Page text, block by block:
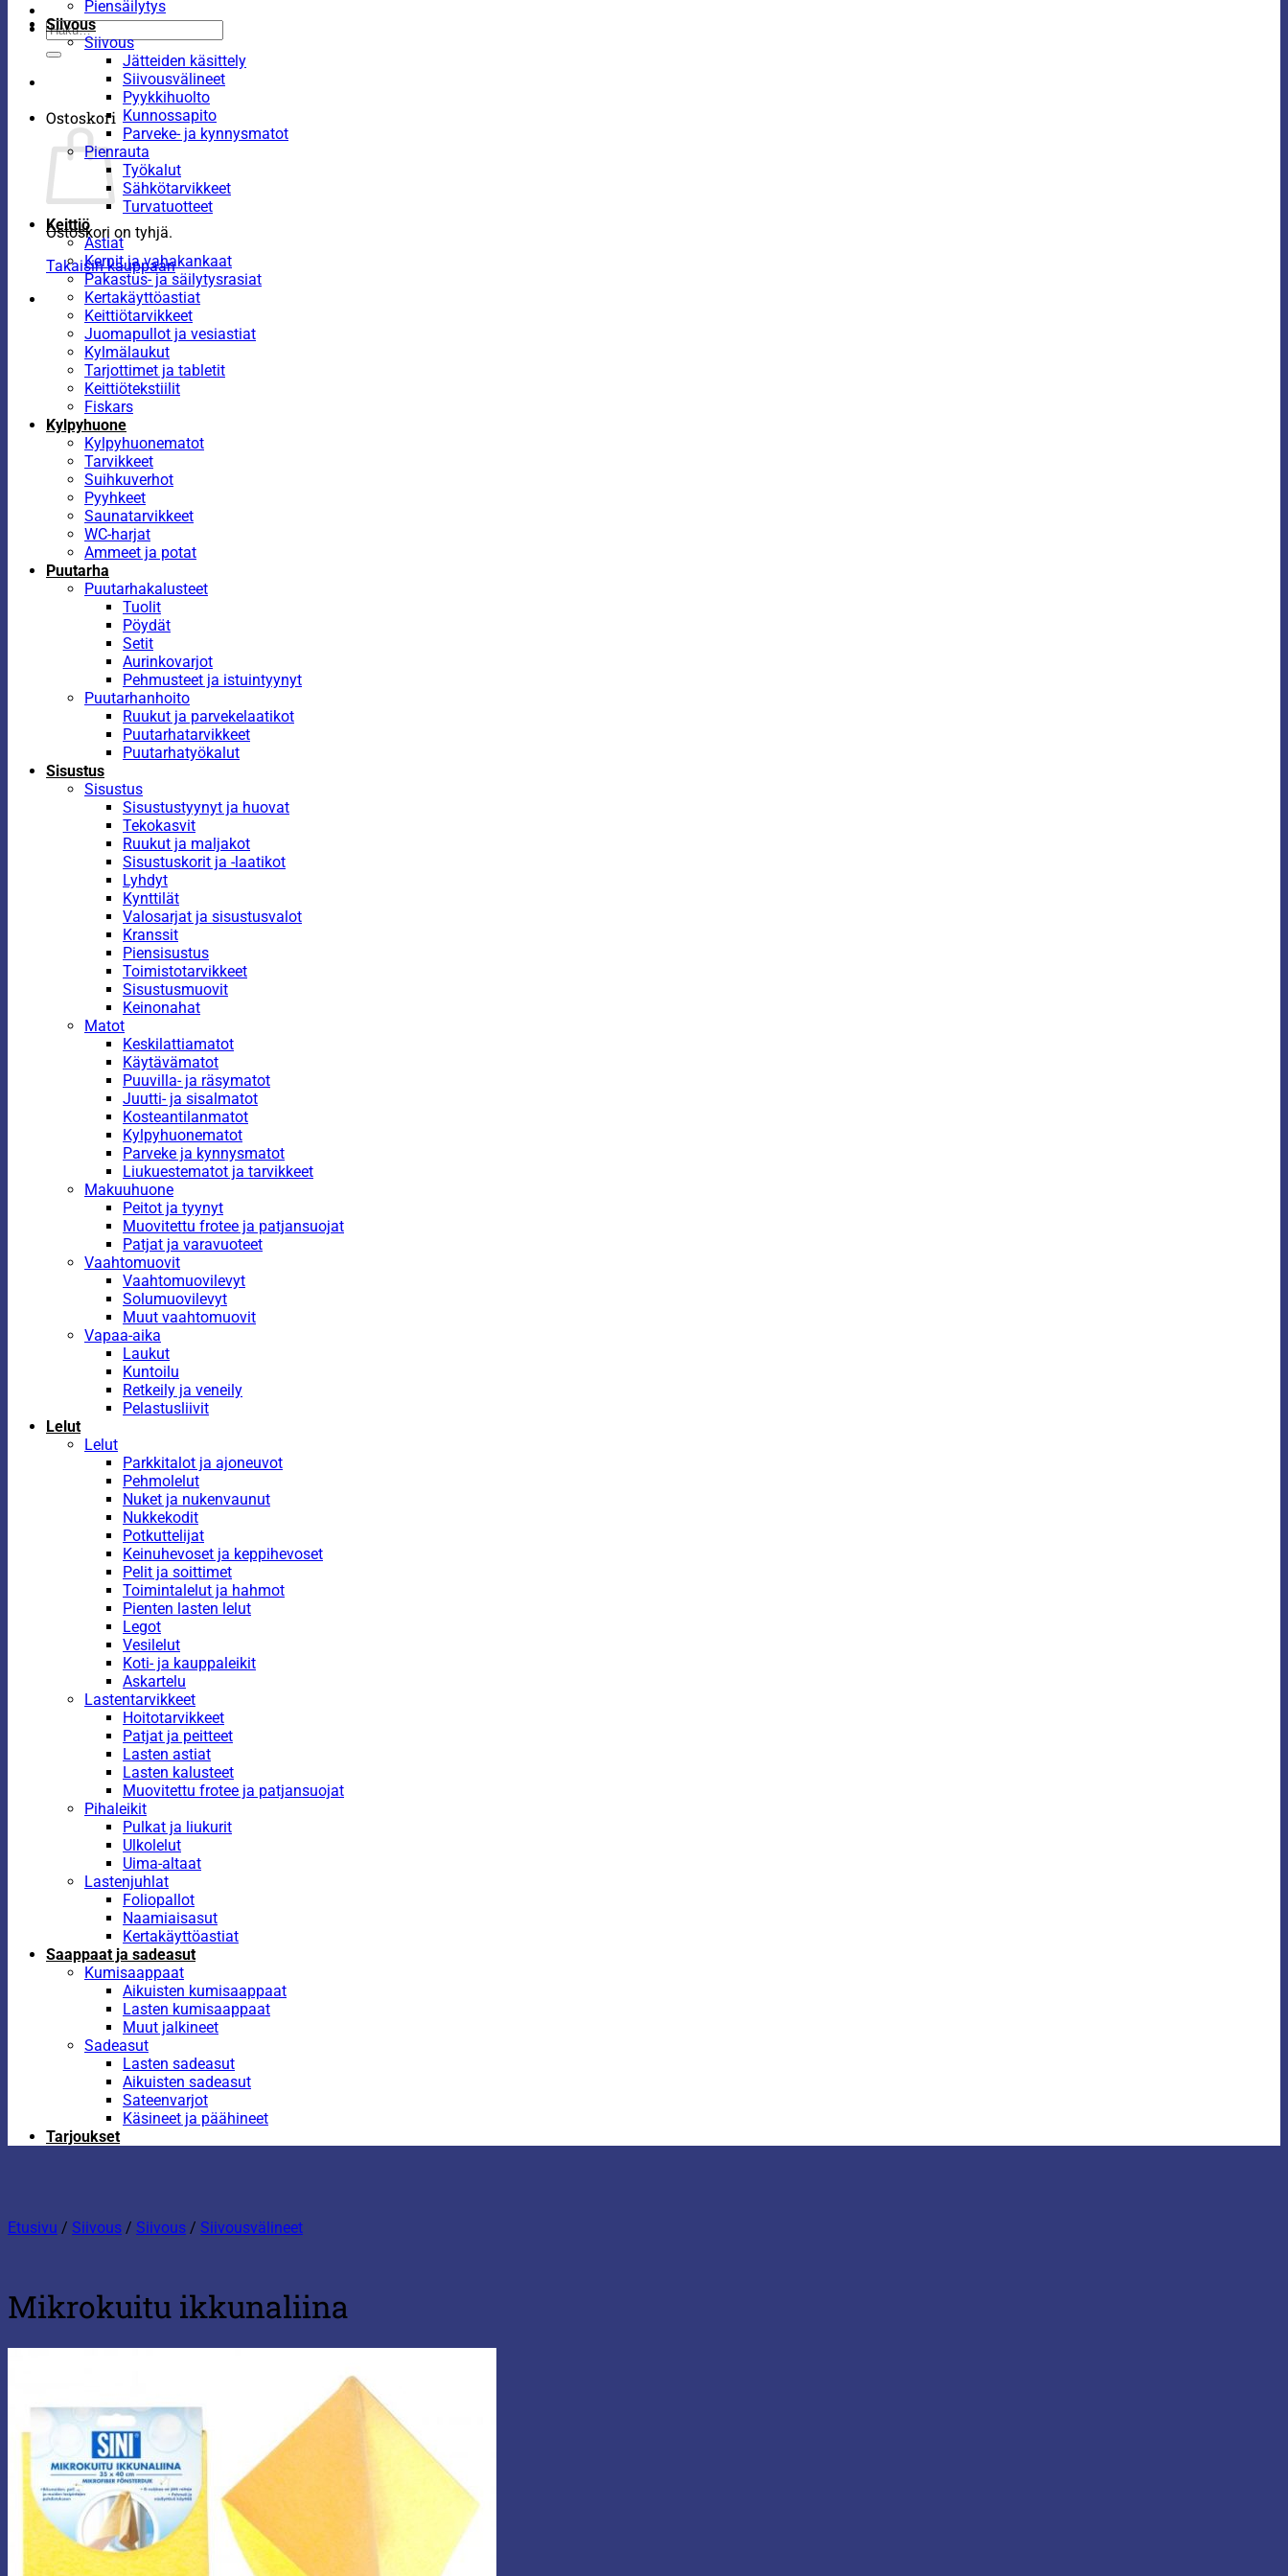
Etsi:
Ostoskori
Ostoskori on tyhjä.
Takaisin kauppaan
Piensäilytys
Siivous
Siivous
Jätteiden käsittely
Siivousvälineet
Pyykkihuolto
Kunnossapito
Parveke- ja kynnysmatot
Pienrauta
Työkalut
Sähkötarvikkeet
Turvatuotteet
Keittiö
Astiat
Kernit ja vahakankaat
Pakastus- ja säilytysrasiat
Kertakäyttöastiat
Keittiötarvikkeet
Juomapullot ja vesiastiat
Kylmälaukut
Tarjottimet ja tabletit
Keittiötekstiilit
Fiskars
Kylpyhuone
Kylpyhuonematot
Tarvikkeet
Suihkuverhot
Pyyhkeet
Saunatarvikkeet
WC-harjat
Ammeet ja potat
Puutarha
Puutarhakalusteet
Tuolit
Pöydät
Setit
Aurinkovarjot
Pehmusteet ja istuintyynyt
Puutarhanhoito
Ruukut ja parvekelaatikot
Puutarhatarvikkeet
Puutarhatyökalut
Sisustus
Sisustus
Sisustustyynyt ja huovat
Tekokasvit
Ruukut ja maljakot
Sisustuskorit ja -laatikot
Lyhdyt
Kynttilät
Valosarjat ja sisustusvalot
Kranssit
Piensisustus
Toimistotarvikkeet
Sisustusmuovit
Keinonahat
Matot
Keskilattiamatot
Käytävämatot
Puuvilla- ja räsymatot
Juutti- ja sisalmatot
Kosteantilanmatot
Kylpyhuonematot
Parveke ja kynnysmatot
Liukuestematot ja tarvikkeet
Makuuhuone
Peitot ja tyynyt
Muovitettu frotee ja patjansuojat
Patjat ja varavuoteet
Vaahtomuovit
Vaahtomuovilevyt
Solumuovilevyt
Muut vaahtomuovit
Vapaa-aika
Laukut
Kuntoilu
Retkeily ja veneily
Pelastusliivit
Lelut
Lelut
Parkkitalot ja ajoneuvot
Pehmolelut
Nuket ja nukenvaunut
Nukkekodit
Potkuttelijat
Keinuhevoset ja keppihevoset
Pelit ja soittimet
Toimintalelut ja hahmot
Pienten lasten lelut
Legot
Vesilelut
Koti- ja kauppaleikit
Askartelu
Lastentarvikkeet
Hoitotarvikkeet
Patjat ja peitteet
Lasten astiat
Lasten kalusteet
Muovitettu frotee ja patjansuojat
Pihaleikit
Pulkat ja liukurit
Ulkolelut
Uima-altaat
Lastenjuhlat
Foliopallot
Naamiaisasut
Kertakäyttöastiat
Saappaat ja sadeasut
Kumisaappaat
Aikuisten kumisaappaat
Lasten kumisaappaat
Muut jalkineet
Sadeasut
Lasten sadeasut
Aikuisten sadeasut
Sateenvarjot
Käsineet ja päähineet
Tarjoukset
Etusivu / Siivous / Siivous / Siivousvälineet
Mikrokuitu ikkunaliina